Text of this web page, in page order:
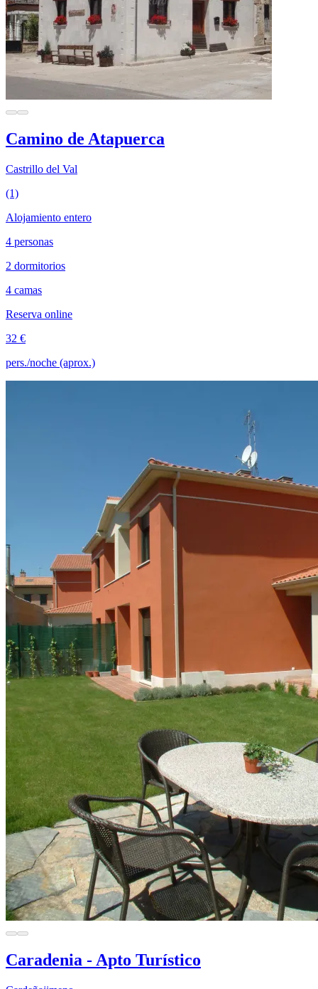
Camino de Atapuerca
Castrillo del Val
(1)
Alojamiento entero
4 personas
2 dormitorios
4 camas
Reserva online
32 €
pers./noche (aprox.)
Caradenia - Apto Turístico